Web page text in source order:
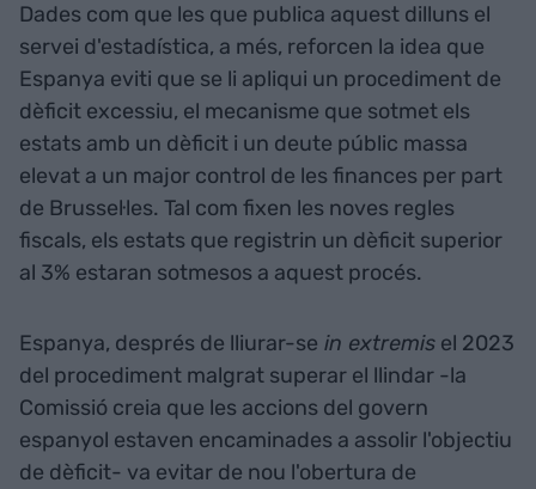
Dades com que les que publica aquest dilluns el
servei d'estadística, a més, reforcen la idea que
Espanya eviti que se li apliqui un procediment de
dèficit excessiu, el mecanisme que sotmet els
estats amb un dèficit i un deute públic massa
elevat a un major control de les finances per part
de Brussel·les. Tal com fixen les noves regles
fiscals, els estats que registrin un dèficit superior
al 3% estaran sotmesos a aquest procés.
Espanya, després de lliurar-se in extremis el 2023
del procediment malgrat superar el llindar -la
Comissió creia que les accions del govern
espanyol estaven encaminades a assolir l'objectiu
de dèficit- va evitar de nou l'obertura de